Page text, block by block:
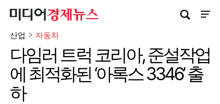
사이
검색창 열기
산업 자동차
다임러 트럭 코리아, 준설작업
에 최적화된 ‘아록스 3346’ 출
하